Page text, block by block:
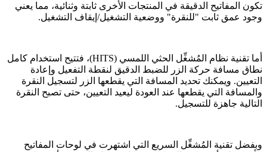
تكون المفاتيح الدقيقة في المنتجات الأخرى ثابتة وثنائية، مما يعني
وجود عمق ثابت "للنقرة" ووضعية التشغيل/إيقاف التشغيل.
أما تقنية نظام المُشغِّل الحثي اللمسي (HITS)، فتتيح استخدام كامل
نطاق مسافة حركة الزر للضبط الدقيق لنقطة التفعيل وإعادة
التعيين. ويمكنك تحديد المسافة التي يقطعها الزر لتسجيل النقرة
والمسافة التي يقطعها عند العودة ليعيد التعيين، حتى تصبح النقرة
التالية جاهزة للتسجيل.
وبفضل تقنية المُشغِّل السريع التي اشتهرت في لوحات المفاتيح